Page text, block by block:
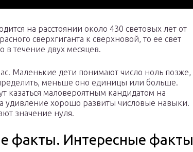
на расстоянии около 430 световых лет от
сверхгиганта к сверхновой, то ее свет
течение двух месяцев.
Маленькие дети понимают число ноль позже,
меньше оно единицы или больше.
маловероятным кандидатом на
удивление хорошо развиты числовые навыки.
значение нуля.
факты. Интересные факты